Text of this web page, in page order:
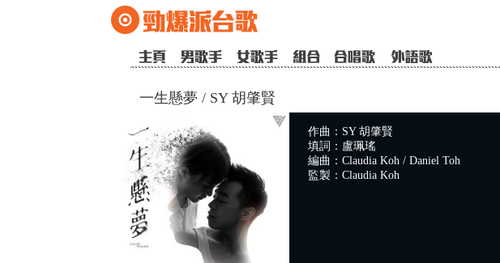
一生懸夢 / SY 胡肇賢
作曲：SY 胡肇賢
填詞：盧珮瑤
編曲：Claudia Koh / Daniel Toh
監製：Claudia Koh